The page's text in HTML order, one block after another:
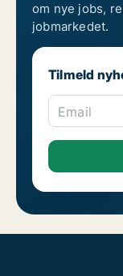
om nye jobs,
jobmarkedet.
Tilmeld
Email